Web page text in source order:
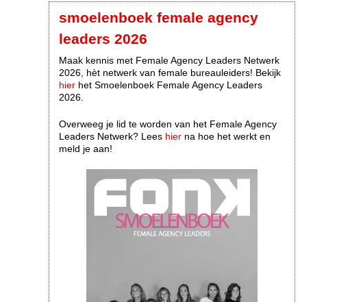
smoelenboek female agency
leaders 2026
Maak kennis met Female Agency Leaders Netwerk
2026, hèt netwerk van female bureauleiders! Bekijk
hier het Smoelenboek Female Agency Leaders
2026.
Overweeg je lid te worden van het Female Agency
Leaders Netwerk? Lees hier na hoe het werkt en
meld je aan!